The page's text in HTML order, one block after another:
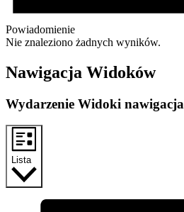
Powiadomienie
Nie znaleziono żadnych wyników.
Nawigacja Widoków
Wydarzenie Widoki nawigacja
Lista